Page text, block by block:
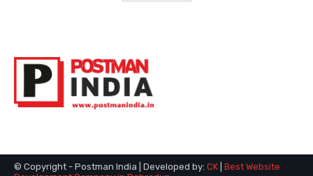
© Copyright - Postman India | Developed by: CK Best Website